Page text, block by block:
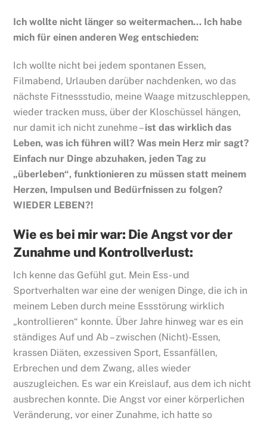
Ich wollte nicht länger so weitermachen… Ich habe
mich für einen anderen Weg entschieden:
Ich wollte nicht bei jedem spontanen Essen,
Filmabend, Urlauben darüber nachdenken, wo das
nächste Fitnessstudio, meine Waage mitzuschleppen,
wieder tracken muss, über der Kloschüssel hängen,
nur damit ich nicht zunehme –ist das wirklich das
Leben, was ich führen will? Was mein Herz mir sagt?
Einfach nur Dinge abzuhaken, jeden Tag zu
„überleben“, funktionieren zu müssen statt meinem
Herzen, Impulsen und Bedürfnissen zu folgen?
WIEDER LEBEN?!
Wie es bei mir war: Die Angst vor der
Zunahme und Kontrollverlust:
Ich kenne das Gefühl gut. Mein Ess- und
Sportverhalten war eine der wenigen Dinge, die ich in
meinem Leben durch meine Essstörung wirklich
„kontrollieren“ konnte. Über Jahre hinweg war es ein
ständiges Auf und Ab – zwischen (Nicht)-Essen,
krassen Diäten, exzessiven Sport, Essanfällen,
Erbrechen und dem Zwang, alles wieder
auszugleichen. Es war ein Kreislauf, aus dem ich nicht
ausbrechen konnte. Die Angst vor einer körperlichen
Veränderung, vor einer Zunahme, ich hatte so